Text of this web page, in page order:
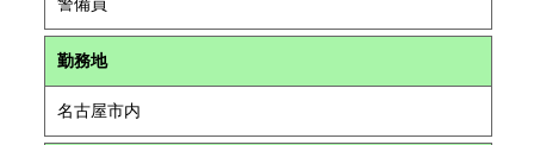
勤務地
名古屋市内